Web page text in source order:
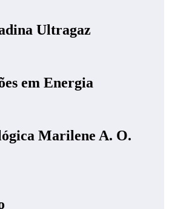
Ultragaz
em Energia
Marilene A. O.